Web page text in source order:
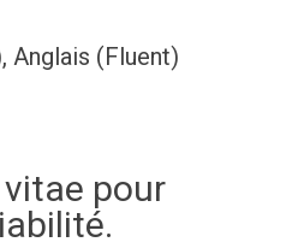
Anglais (Fluent)
pour